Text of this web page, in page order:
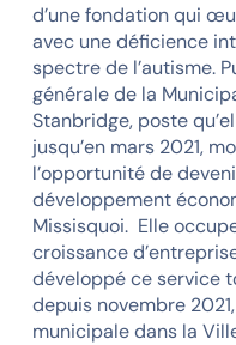
d’une fondation qui
avec une déficience
spectre de l’autisme.
générale de la
Stanbridge, poste
jusqu’en mars 2021,
l’opportunité de
développement
Missisquoi. Elle
croissance
développé ce service
depuis novembre
municipale dans la